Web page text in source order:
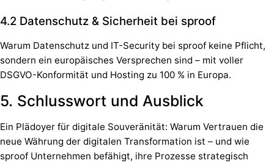
4.2 Datenschutz & Sicherheit bei sproof
Warum Datenschutz und IT-Security bei sproof keine Pflicht,
sondern ein europäisches Versprechen sind – mit voller
DSGVO-Konformität und Hosting zu 100 % in Europa.
5. Schlusswort und Ausblick
Ein Plädoyer für digitale Souveränität: Warum Vertrauen die
neue Währung der digitalen Transformation ist – und wie
sproof Unternehmen befähigt, ihre Prozesse strategisch